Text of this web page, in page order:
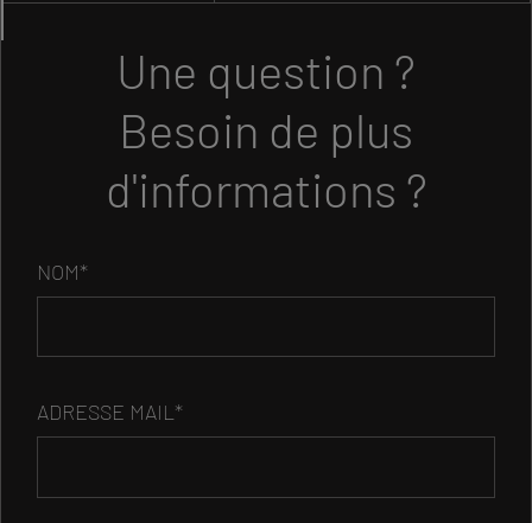
Une question ?
Besoin de plus
d'informations ?
NOM*
ADRESSE MAIL*